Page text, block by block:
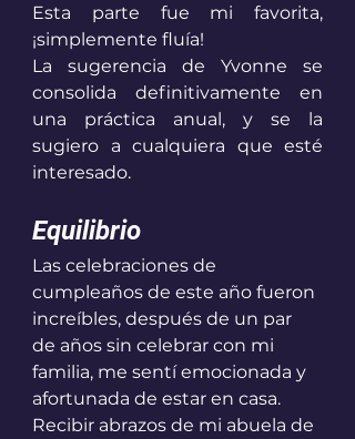
Esta parte fue mi favorita,
¡simplemente fluía!
La sugerencia de Yvonne se
consolida definitivamente en
una práctica anual, y se la
sugiero a cualquiera que esté
interesado.
Equilibrio
Las celebraciones de
cumpleaños de este año fueron
increíbles, después de un par
de años sin celebrar con mi
familia, me sentí emocionada y
afortunada de estar en casa.
Recibir abrazos de mi abuela de